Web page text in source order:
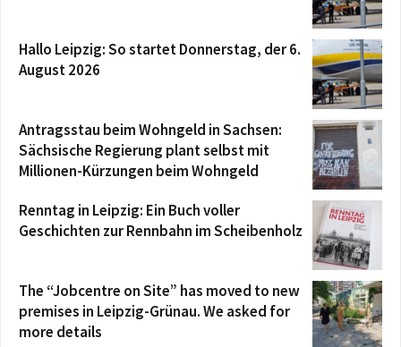
Hallo Leipzig: So startet Donnerstag, der 6.
August 2026
Antragsstau beim Wohngeld in Sachsen:
Sächsische Regierung plant selbst mit
Millionen-Kürzungen beim Wohngeld
Renntag in Leipzig: Ein Buch voller
Geschichten zur Rennbahn im Scheibenholz
The “Jobcentre on Site” has moved to new
premises in Leipzig-Grünau. We asked for
more details